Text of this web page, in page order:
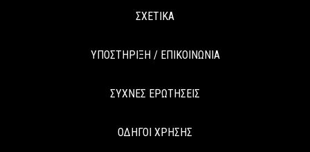
ΣΧΕΤΙΚΑ
ΥΠΟΣΤΗΡΙΞΗ / ΕΠΙΚΟΙΝΩΝΙΑ
ΣΥΧΝΕΣ ΕΡΩΤΗΣΕΙΣ
ΟΔΗΓΟΙ ΧΡΗΣΗΣ